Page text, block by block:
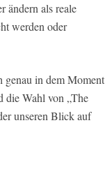
ändern als reale
werden oder
genau in dem Moment
die Wahl von „The
unseren Blick auf